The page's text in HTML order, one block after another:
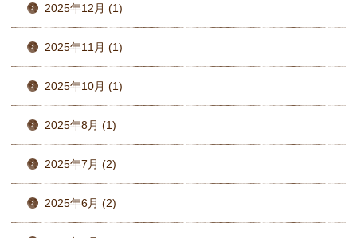
2025年12月 (1)
2025年11月 (1)
2025年10月 (1)
2025年8月 (1)
2025年7月 (2)
2025年6月 (2)